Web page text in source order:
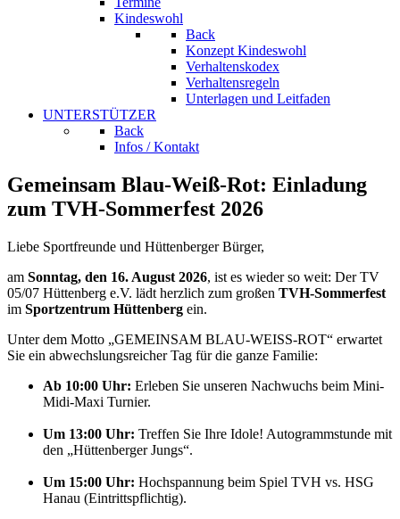
Kindeswohl
Back
Konzept Kindeswohl
Verhaltenskodex
Verhaltensregeln
Unterlagen und Leitfaden
UNTERSTÜTZER
Back
Infos / Kontakt
Gemeinsam Blau-Weiß-Rot: Einladung
zum TVH-Sommerfest 2026
Liebe Sportfreunde und Hüttenberger Bürger,
am Sonntag, den 16. August 2026, ist es wieder so weit: Der TV
05/07 Hüttenberg e.V. lädt herzlich zum großen TVH-Sommerfest
im Sportzentrum Hüttenberg ein.
Unter dem Motto „GEMEINSAM BLAU-WEISS-ROT“ erwartet
Sie ein abwechslungsreicher Tag für die ganze Familie:
Ab 10:00 Uhr: Erleben Sie unseren Nachwuchs beim Mini-
Midi-Maxi Turnier.
Um 13:00 Uhr: Treffen Sie Ihre Idole! Autogrammstunde mit
den „Hüttenberger Jungs“.
Um 15:00 Uhr: Hochspannung beim Spiel TVH vs. HSG
Hanau (Eintrittspflichtig).